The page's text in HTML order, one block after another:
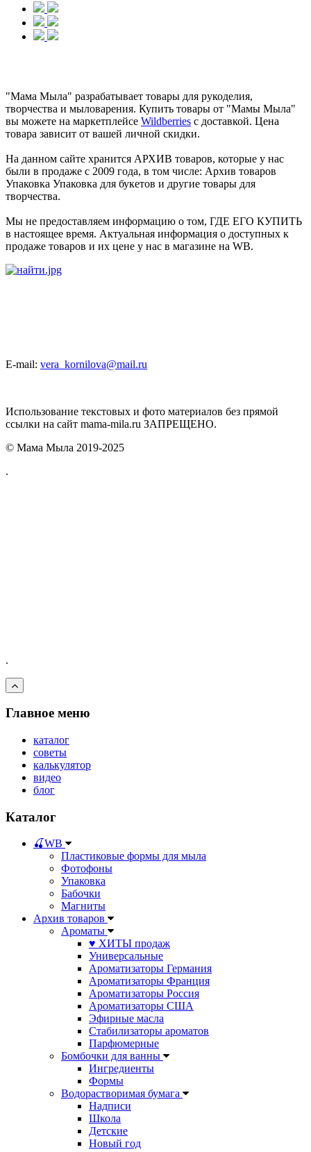
"Мама Мыла" разрабатывает товары для рукоделия,
творчества и мыловарения. Купить товары от "Мамы Мыла"
вы можете на маркетплейсе Wildberries с доставкой. Цена
товара зависит от вашей личной скидки.
На данном сайте хранится АРХИВ товаров, которые у нас
были в продаже с 2009 года, в том числе: Архив товаров
Упаковка Упаковка для букетов и другие товары для
творчества.
Мы не предоставляем информацию о том, ГДЕ ЕГО КУПИТЬ
в настоящее время. Актуальная информация о доступных к
продаже товаров и их цене у нас в магазине на WB.
E-mail: vera_kornilova@mail.ru
Использование текстовых и фото материалов без прямой
ссылки на сайт mama-mila.ru ЗАПРЕЩЕНО.
© Мама Мыла 2019-2025
.
.
Главное меню
каталог
советы
калькулятор
видео
блог
Каталог
🍒WB
Пластиковые формы для мыла
Фотофоны
Упаковка
Бабочки
Магниты
Архив товаров
Ароматы
♥ ХИТЫ продаж
Универсальные
Ароматизаторы Германия
Ароматизаторы Франция
Ароматизаторы Россия
Ароматизаторы США
Эфирные масла
Стабилизаторы ароматов
Парфюмерные
Бомбочки для ванны
Ингредиенты
Формы
Водорастворимая бумага
Надписи
Школа
Детские
Новый год